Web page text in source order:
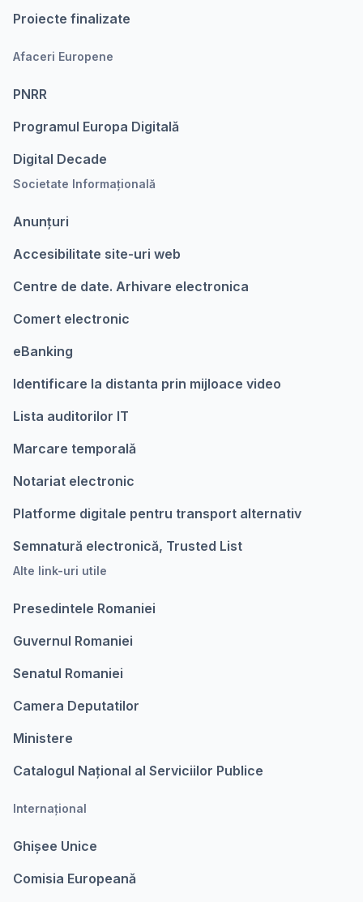
Proiecte finalizate
Afaceri Europene
PNRR
Programul Europa Digitalǎ
Digital Decade
Societate Informațională
Anunțuri
Accesibilitate site-uri web
Centre de date. Arhivare electronica
Comert electronic
eBanking
Identificare la distanta prin mijloace video
Lista auditorilor IT
Marcare temporalǎ
Notariat electronic
Platforme digitale pentru transport alternativ
Semnatură electronică, Trusted List
Alte link-uri utile
Presedintele Romaniei
Guvernul Romaniei
Senatul Romaniei
Camera Deputatilor
Ministere
Catalogul Național al Serviciilor Publice
Internațional
Ghișee Unice
Comisia Europeanǎ